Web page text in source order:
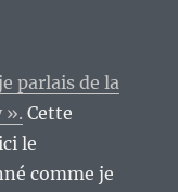
parlais de la
». Cette
le
comme je